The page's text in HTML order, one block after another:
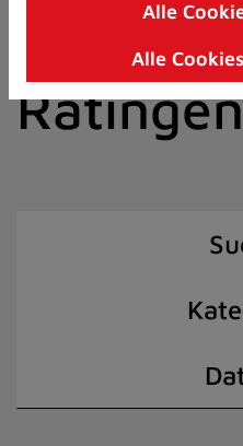
I)
der Stadt
Ratingen
Alle
Alle